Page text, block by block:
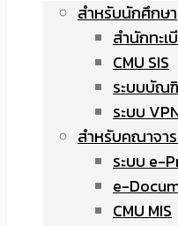
สำหรับนักศึกษา
สำนักทะเ
CMU SIS
ระบบบัณ
ระบบ
สำหรับคณาจา
ระบบ e-
e-
CMU MIS